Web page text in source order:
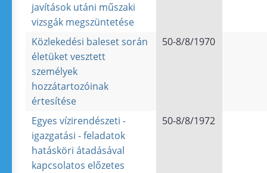
javítások utáni műszaki
vizsgák megszüntetése
Közlekedési baleset során
életüket vesztett
személyek
hozzátartozóinak
értesítése
50-8/8/1970
Egyes vízirendészeti -
igazgatási - feladatok
hatásköri átadásával
kapcsolatos előzetes
50-8/8/1972